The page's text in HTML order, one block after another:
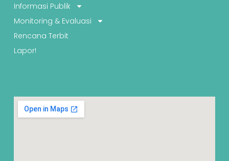
Informasi Publik
Monitoring & Evaluasi
Rencana Terbit
Lapor!